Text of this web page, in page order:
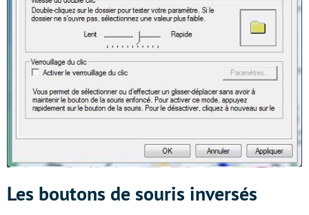
Les boutons de souris inversés